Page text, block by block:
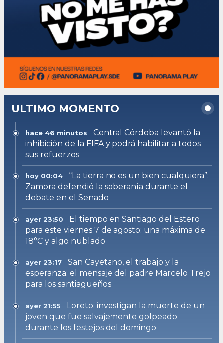
ULTIMO MOMENTO
hace 46 minutos
Central Córdoba levantó la
inhibición de la FIFA y podrá habilitar a todos
sus refuerzos
hoy 00:04
“La tierra no es un bien cualquiera”:
Zamora defendió la soberanía durante el
debate en el Senado
ayer 23:50
El tiempo en Santiago del Estero
para este viernes 7 de agosto: una máxima de
18°C y algo nublado
ayer 23:17
San Cayetano, el trabajo y la
esperanza: el mensaje del padre Marcelo Trejo
para los santiagueños
ayer 21:55
Loreto: investigan la muerte de un
joven que fue salvajemente golpeado
durante los festejos del domingo